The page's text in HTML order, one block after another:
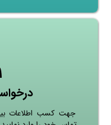
جهت کسب اطلاعات